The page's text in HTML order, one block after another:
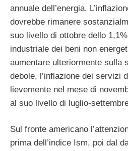
annuale dell’energia.
dovrebbe rimanere
suo livello di ottobre dello
industriale dei beni non
aumentare ulteriormente sulla
debole, l’inflazione dei servizi
lievemente nel mese di
al suo livello di luglio-
Sul fronte americano
prima dell’indice Ism, poi dal